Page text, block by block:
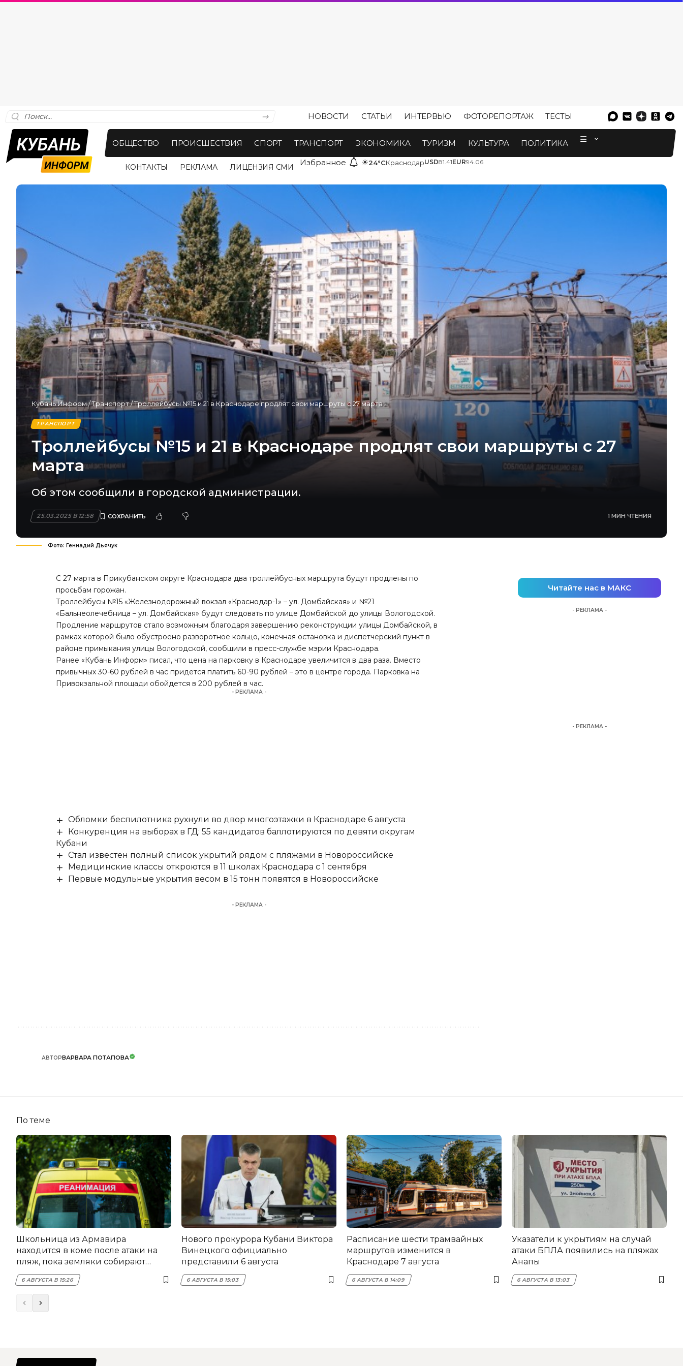
НОВОСТИ СТАТЬИ ИНТЕРВЬЮ ФОТОРЕПОРТАЖ ТЕСТЫ
ОБЩЕСТВО ПРОИСШЕСТВИЯ СПОРТ ТРАНСПОРТ ЭКОНОМИКА ТУРИЗМ КУЛЬТУРА ПОЛИТИКА
КОНТАКТЫ РЕКЛАМА ЛИЦЕНЗИЯ СМИ Избранное ☀24°CКраснодарUSD81.41EUR94.06
Кубань Информ/Транспорт/Троллейбусы №15 и 21 в Краснодаре продлят свои маршруты с 27 марта
ТРАНСПОРТ
Троллейбусы №15 и 21 в Краснодаре продлят свои маршруты с 27
марта
Об этом сообщили в городской администрации.
25.03.2025 В 12:58 1 МИН ЧТЕНИЯ
Фото: Геннадий Дьячук
С 27 марта в Прикубанском округе Краснодара два троллейбусных маршрута будут продлены по
просьбам горожан.
Троллейбусы №15 «Железнодорожный вокзал «Краснодар-1» – ул. Домбайская» и №21
«Бальнеолечебница – ул. Домбайская» будут следовать по улице Домбайской до улицы Вологодской.
Продление маршрутов стало возможным благодаря завершению реконструкции улицы Домбайской, в
рамках которой было обустроено разворотное кольцо, конечная остановка и диспетчерский пункт в
районе примыкания улицы Вологодской, сообщили в пресс-службе мэрии Краснодара.
Ранее «Кубань Информ» писал, что цена на парковку в Краснодаре увеличится в два раза. Вместо
привычных 30-60 рублей в час придется платить 60-90 рублей – это в центре города. Парковка на
Привокзальной площади обойдется в 200 рублей в час.
- РЕКЛАМА -
Обломки беспилотника рухнули во двор многоэтажки в Краснодаре 6 августа
Конкуренция на выборах в ГД: 55 кандидатов баллотируются по девяти округам
Кубани
Стал известен полный список укрытий рядом с пляжами в Новороссийске
Медицинские классы откроются в 11 школах Краснодара с 1 сентября
Первые модульные укрытия весом в 15 тонн появятся в Новороссийске
- РЕКЛАМА -
АВТОРВАРВАРА ПОТАПОВА
Читайте нас в МАКС
- РЕКЛАМА -
- РЕКЛАМА -
По теме
Школьница из Армавира
находится в коме после атаки на
пляж, пока земляки собирают
помощь
6 АВГУСТА В 15:26
Нового прокурора Кубани Виктора
Винецкого официально
представили 6 августа
6 АВГУСТА В 15:03
Расписание шести трамвайных
маршрутов изменится в
Краснодаре 7 августа
6 АВГУСТА В 14:09
Указатели к укрытиям на случай
атаки БПЛА появились на пляжах
Анапы
6 АВГУСТА В 13:03